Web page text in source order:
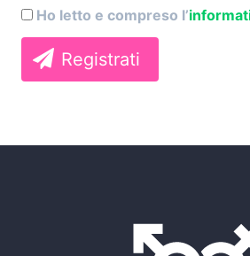
Ho letto e compreso l’
Registrati